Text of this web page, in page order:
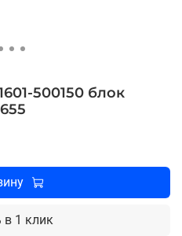
500150 блок
в 1 клик